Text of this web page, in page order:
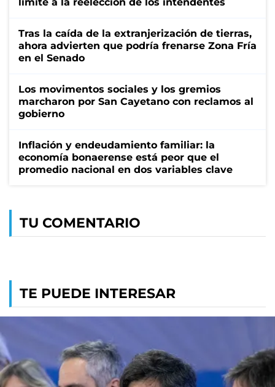
Tras la caída de la extranjerización de tierras,
ahora advierten que podría frenarse Zona Fría
en el Senado
Los movimentos sociales y los gremios
marcharon por San Cayetano con reclamos al
gobierno
Inflación y endeudamiento familiar: la
economía bonaerense está peor que el
promedio nacional en dos variables clave
TU COMENTARIO
TE PUEDE INTERESAR